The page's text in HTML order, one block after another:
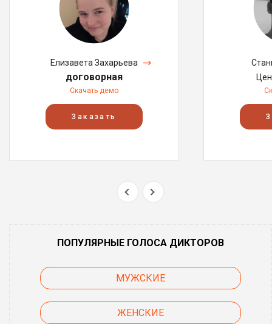
Елизавета Захарьева
договорная
Скачать демо
Заказать
ПОПУЛЯРНЫЕ ГОЛОСА ДИКТОРОВ
МУЖСКИЕ
ЖЕНСКИЕ